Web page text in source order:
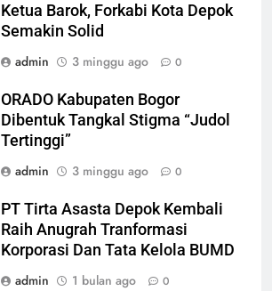
Ketua Barok, Forkabi Kota Depok
Semakin Solid
admin
3 minggu ago 0
ORADO Kabupaten Bogor
Dibentuk Tangkal Stigma “Judol
Tertinggi”
admin
3 minggu ago 0
PT Tirta Asasta Depok Kembali
Raih Anugrah Tranformasi
Korporasi Dan Tata Kelola BUMD
admin
1 bulan ago 0